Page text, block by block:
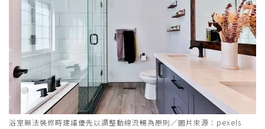
浴室無法裝修時建議優先以調整動線流暢為原則／圖片來源：pexels